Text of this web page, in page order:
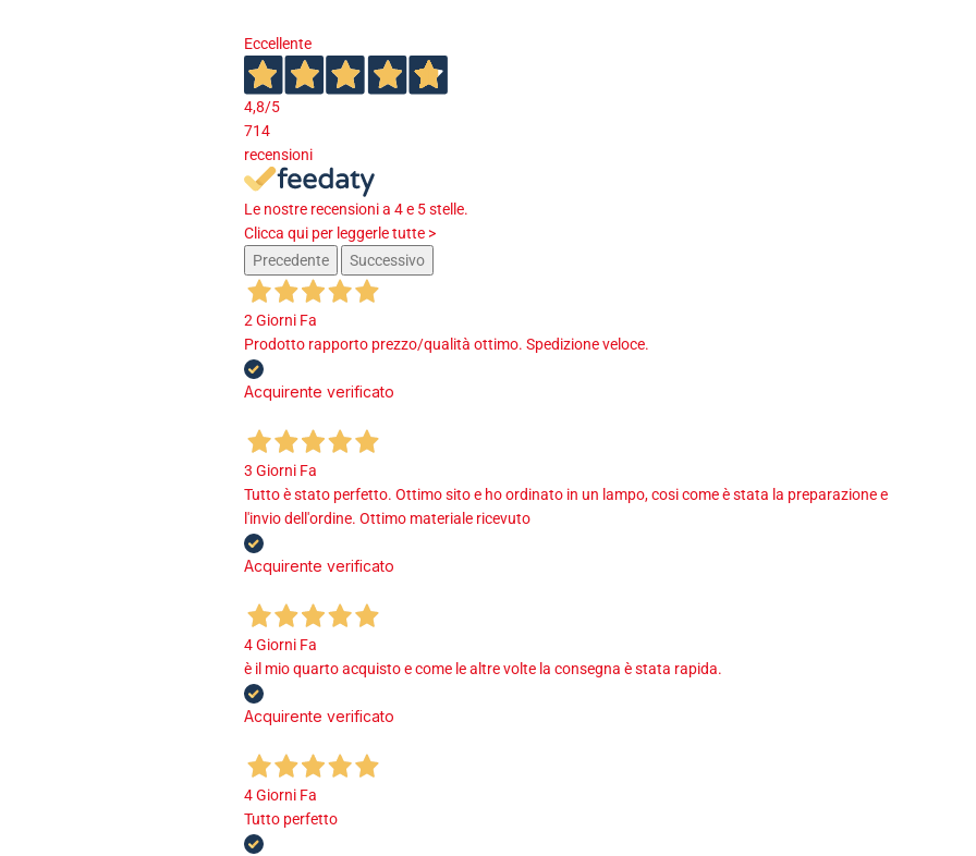
Eccellente
4,8/5
714
recensioni
Le nostre recensioni a 4 e 5 stelle.
Clicca qui per leggerle tutte >
Precedente
Successivo
2 Giorni Fa
Prodotto rapporto prezzo/qualità ottimo. Spedizione veloce.
Acquirente verificato
3 Giorni Fa
Tutto è stato perfetto. Ottimo sito e ho ordinato in un lampo, cosi come è stata la preparazione e
l'invio dell'ordine. Ottimo materiale ricevuto
Acquirente verificato
4 Giorni Fa
è il mio quarto acquisto e come le altre volte la consegna è stata rapida.
Acquirente verificato
4 Giorni Fa
Tutto perfetto